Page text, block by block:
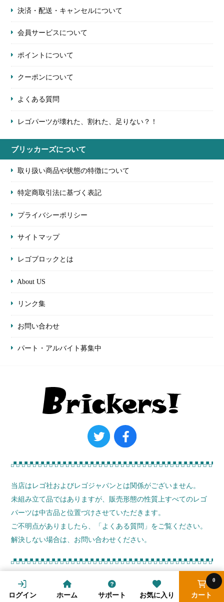
決済・配送・キャンセルについて
会員サービスについて
ポイントについて
クーポンについて
よくある質問
レゴパーツが壊れた、割れた、足りない？！
ブリッカーズについて
取り扱い商品や状態の特徴について
特定商取引法に基づく表記
プライバシーポリシー
サイトマップ
レゴブロックとは
About US
リンク集
お問い合わせ
パート・アルバイト募集中
当店はレゴ社およびレゴジャパンとは関係がございません。
未組み立て品ではありますが、販売形態の性質上すべてのレゴ
パーツは中古品と位置づけさせていただきます。
ご不明点がありましたら、
「よくある質問」 をご覧ください。
解決しない場合は、お問い合わせください。
© ブリッカーズ! 2026
ログイン ホーム サポート お気に入り カート
0